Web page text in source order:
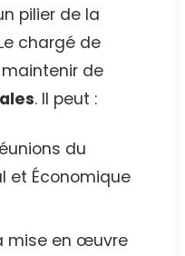
pilier de la
chargé de
de
. Il peut :
du
et Économique
mise en œuvre